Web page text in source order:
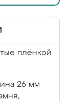
плёнкой
26 мм